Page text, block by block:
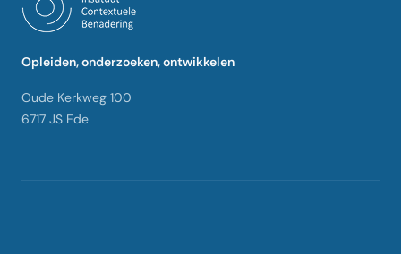
Opleiden, onderzoeken, ontwikkelen
Oude Kerkweg 100
6717 JS Ede